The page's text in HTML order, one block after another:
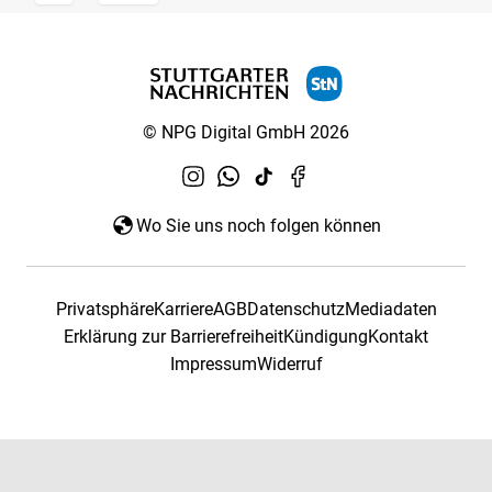
© NPG Digital GmbH 2026
Wo Sie uns noch folgen können
PrivatsphäreKarriereAGBDatenschutzMediadaten
Erklärung zur BarrierefreiheitKündigungKontakt
ImpressumWiderruf